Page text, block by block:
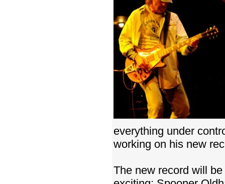
everything under
working on his new
The new record will